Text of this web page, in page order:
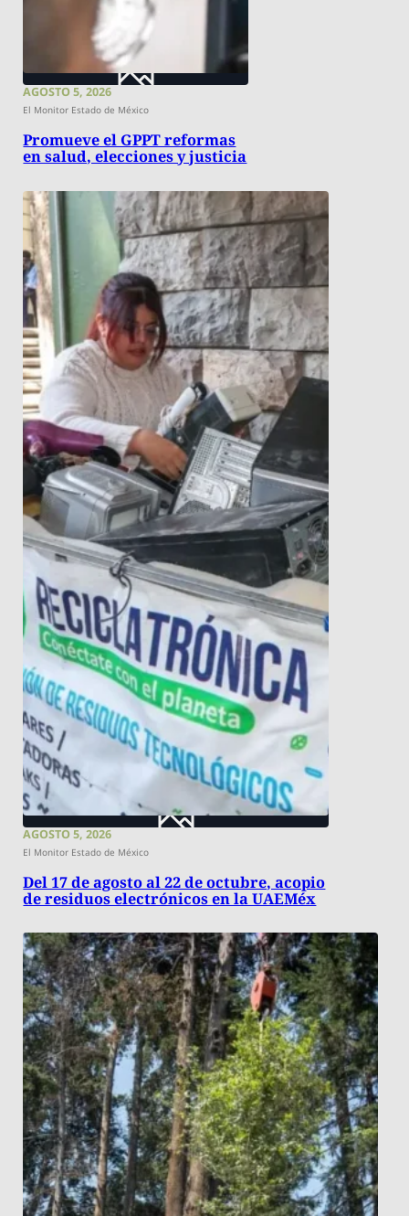
AGOSTO 5, 2026
El Monitor Estado de México
Promueve el GPPT reformas
en salud, elecciones y justicia
AGOSTO 5, 2026
El Monitor Estado de México
Del 17 de agosto al 22 de octubre, acopio
de residuos electrónicos en la UAEMéx